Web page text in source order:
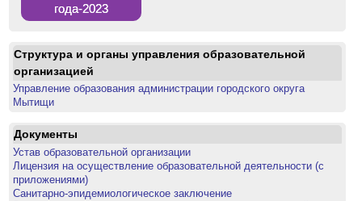
года-2023
Структура и органы управления образовательной
организацией
Управление образования администрации городского округа
Мытищи
Документы
Устав образовательной организации
Лицензия на осуществление образовательной деятельности (с
приложениями)
Санитарно-эпидемиологическое заключение